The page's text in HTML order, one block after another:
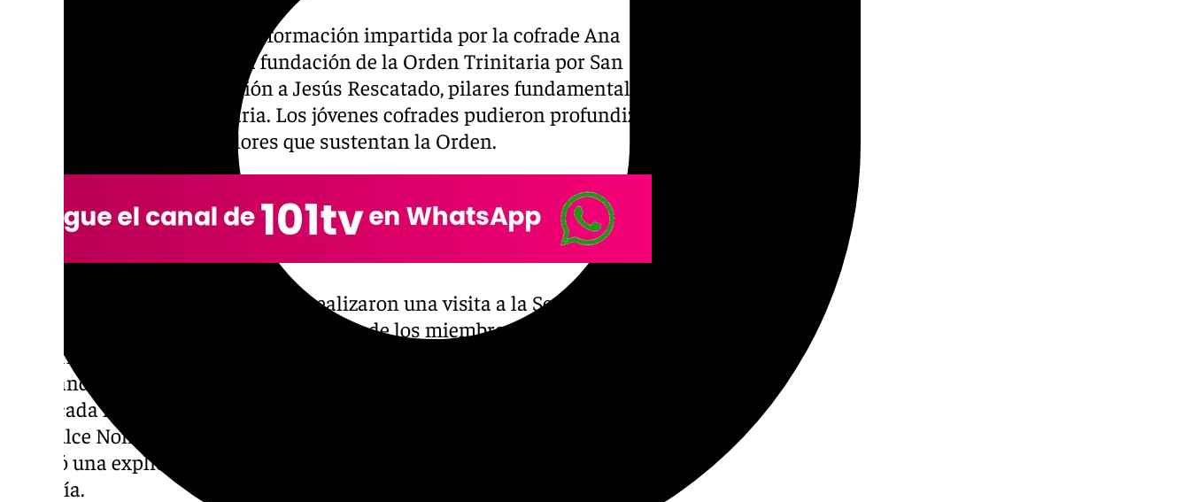
La jornada comenzó con una formación impartida por la cofrade Ana
Lara, quien profundizó en la fundación de la Orden Trinitaria por San
Juan de Mata y en la devoción a Jesús Rescatado, pilares fundamentales
de la espiritualidad trinitaria. Los jóvenes cofrades pudieron profundizar
en la rica historia y los valores que sustentan la Orden.
A continuación, los participantes realizaron una visita a la Sede
Canónica de la Cofradía del Socorro, donde los miembros de su Junta de
Gobierno mostraron a los asistentes el rico patrimonio que atesoran,
brindando una visión única sobre la historia y los tesoros de esta
destacada hermandad. Posteriormente, el grupo se trasladó a la Basílica
del Dulce Nombre, donde el Hermano Mayor de la Cofradía de la Paz
ofreció una explicación detallada sobre la historia y las tradiciones de su
cofradía.